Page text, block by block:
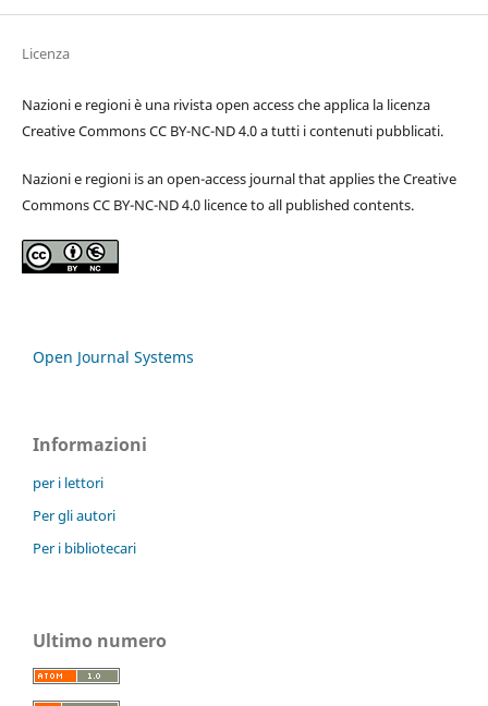
Licenza
Nazioni e regioni è una rivista open access che applica la licenza
Creative Commons CC BY-NC-ND 4.0 a tutti i contenuti pubblicati.
Nazioni e regioni is an open-access journal that applies the Creative
Commons CC BY-NC-ND 4.0 licence to all published contents.
Open Journal Systems
Informazioni
per i lettori
Per gli autori
Per i bibliotecari
Ultimo numero